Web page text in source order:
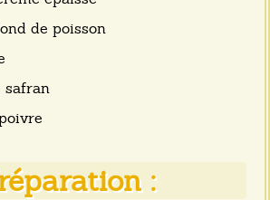
de poisson
safran
: